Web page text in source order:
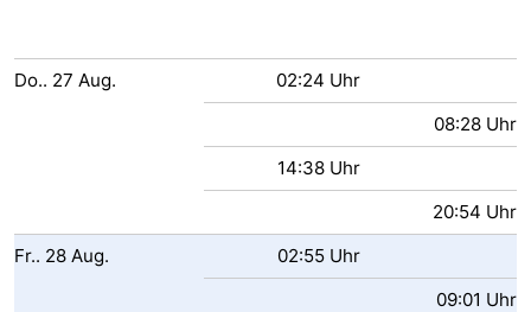
Do.. 27 Aug.
02:24 Uhr
08:28 Uhr
14:38 Uhr
20:54 Uhr
Fr.. 28 Aug.
02:55 Uhr
09:01 Uhr